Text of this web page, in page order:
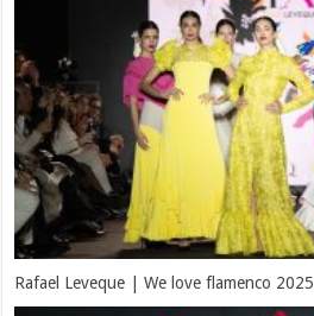
Rafael Leveque | We love flamenco 2025